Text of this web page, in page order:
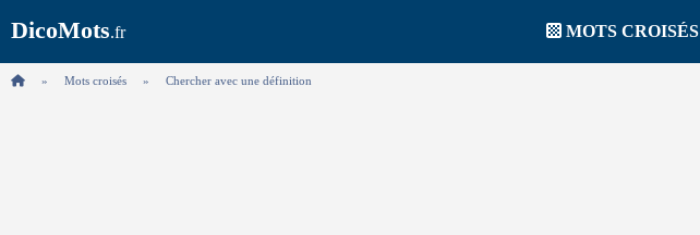
DicoMots.fr MOTS CROISÉS
Mots croisés Chercher avec une définition